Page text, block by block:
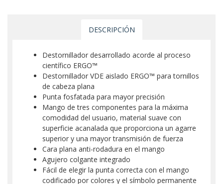
DESCRIPCIÓN
Destornillador desarrollado acorde al proceso
científico ERGO™
Destornillador VDE aislado ERGO™ para tornillos
de cabeza plana
Punta fosfatada para mayor precisión
Mango de tres componentes para la máxima
comodidad del usuario, material suave con
superficie acanalada que proporciona un agarre
superior y una mayor transmisión de fuerza
Cara plana anti-rodadura en el mango
Agujero colgante integrado
Fácil de elegir la punta correcta con el mango
codificado por colores y el símbolo permanente